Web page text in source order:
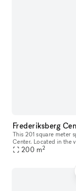
Frederiksberg
This 201 square meter
Center. Located in the
Samsoe, HAY, COS
200 m2